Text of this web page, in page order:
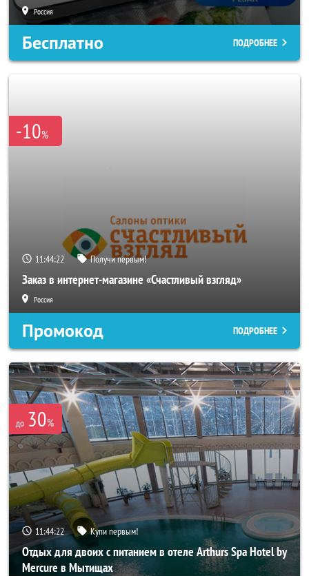
Россия
Бесплатно ПОДРОБНЕЕ
-10%
11:44:20 Получи первым!
Заказ в интернет-магазине «Счастливый взгляд»
Россия
Промокод ПОДРОБНЕЕ
до 30%
11:44:20 Купи первым!
Отдых для двоих с питанием в отеле Arthurs Spa Hotel by
Mercure в Мытищах